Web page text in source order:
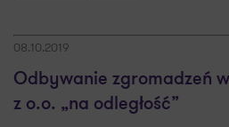
08.10.2019
Odbywanie zgromadzeń
z o.o. „na odległość”